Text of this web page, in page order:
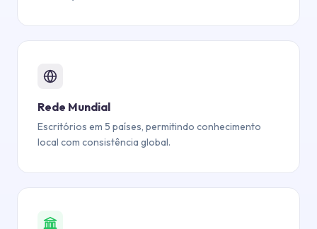
Rede Mundial
Escritórios em 5 países, permitindo conhecimento
local com consistência global.